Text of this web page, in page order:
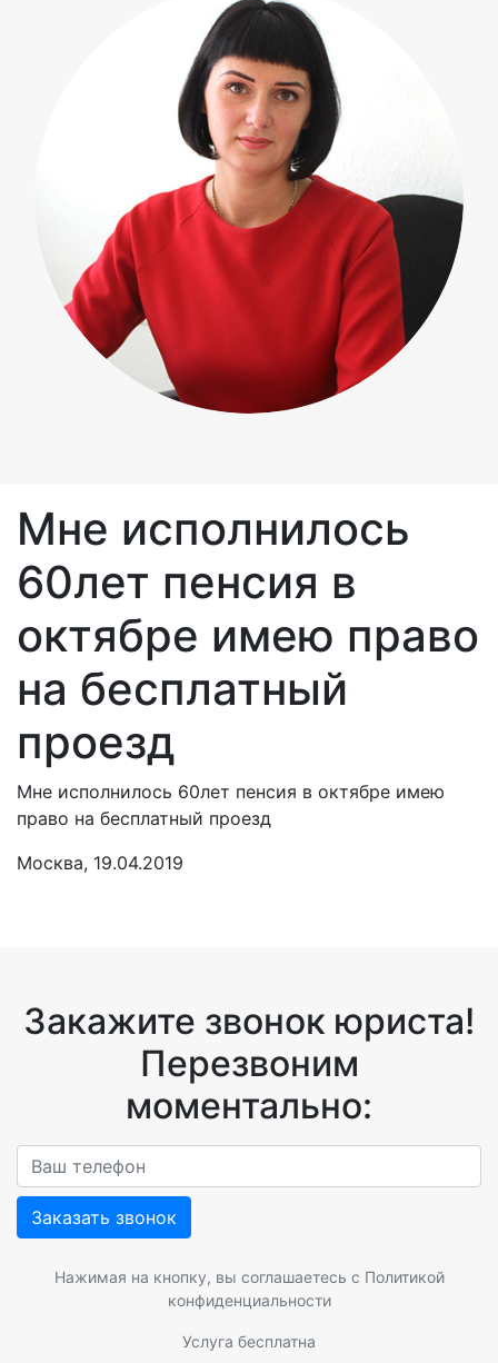
Мне исполнилось
60лет пенсия в
октябре имею право
на бесплатный
проезд
Мне исполнилось 60лет пенсия в октябре имею
право на бесплатный проезд
Москва, 19.04.2019
Закажите звонок юриста!
Перезвоним
моментально:
Заказать звонок
Нажимая на кнопку, вы соглашаетесь с Политикой
конфиденциальности
Услуга бесплатна